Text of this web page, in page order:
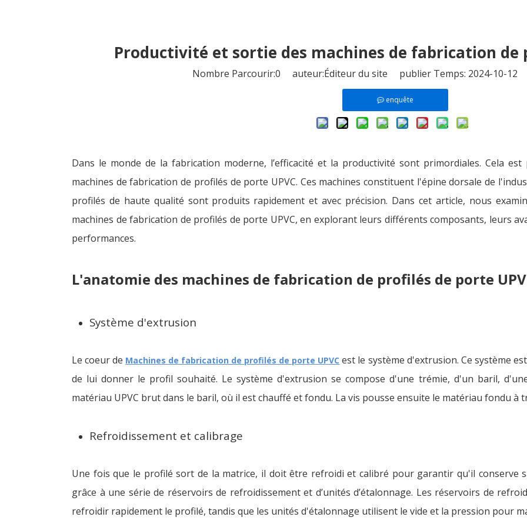
Productivité et sortie des machines de fabrication de
Nombre Parcourir:0 auteur:Éditeur du site publier Temps: 2024-10-
enquête
Dans le monde de la fabrication moderne, l’efficacité et la productivité sont primordiales. Cela
machines de fabrication de profilés de porte UPVC. Ces machines constituent l'épine dorsale de
profilés de haute qualité sont produits rapidement et avec précision. Dans cet article, nous
machines de fabrication de profilés de porte UPVC, en explorant leurs différents composants, leurs
performances.
L'anatomie des machines de fabrication de profilés de porte
Système d'extrusion
Le coeur de Machines de fabrication de profilés de porte UPVC est le système d'extrusion. Ce système
de lui donner le profil souhaité. Le système d'extrusion se compose d'une trémie, d'un baril,
matériau UPVC brut dans le baril, où il est chauffé et fondu. La vis pousse ensuite le matériau fondu
Refroidissement et calibrage
Une fois que le profilé sort de la matrice, il doit être refroidi et calibré pour garantir qu'il conserve
grâce à une série de réservoirs de refroidissement et d’unités d’étalonnage. Les réservoirs de
refroidir rapidement le profilé, tandis que les unités d'étalonnage utilisent le vide et la pression pour